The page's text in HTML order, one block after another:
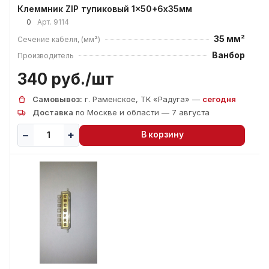
Клеммник ZIP тупиковый 1x50+6х35мм
0 Арт. 9114
Сечение кабеля, (мм²)
35 мм²
Производитель Ванбор
340 руб./шт
Самовывоз: г. Раменское, ТК «Радуга» — сегодня
Доставка по Москве и области — 7 августа
В корзину